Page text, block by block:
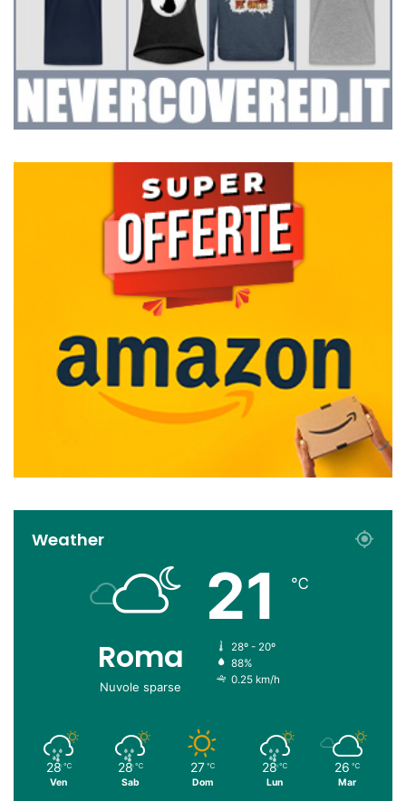
Weather
Roma
Nuvole sparse
21 ℃
28º - 20º
88%
0.25 km/h
28 ℃
Ven
28 ℃
Sab
27 ℃
Dom
28 ℃
Lun
26 ℃
Mar